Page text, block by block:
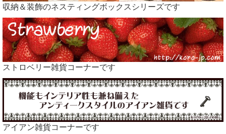
収納＆装飾のネスティングボックスシリーズです
ストロベリー雑貨コーナーです
アイアン雑貨コーナーです